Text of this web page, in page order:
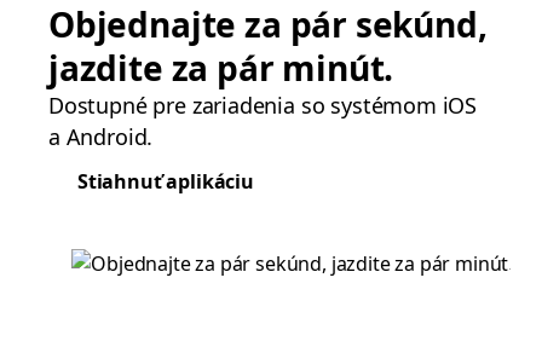
Objednajte za pár sekúnd,
jazdite za pár minút.
Dostupné pre zariadenia so systémom iOS
a Android.
Stiahnuť aplikáciu